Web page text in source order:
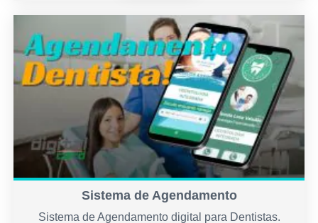
Sistema de Agendamento
Sistema de Agendamento digital para Dentistas.